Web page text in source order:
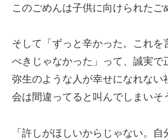
このごめんは子供に向けられたご
そして「ずっと辛かった。これを
べきじゃなかった」って、誠実で
弥生のような人が幸せになれない
会は間違ってると叫んでしまいそ
「許しがほしいからじゃない。